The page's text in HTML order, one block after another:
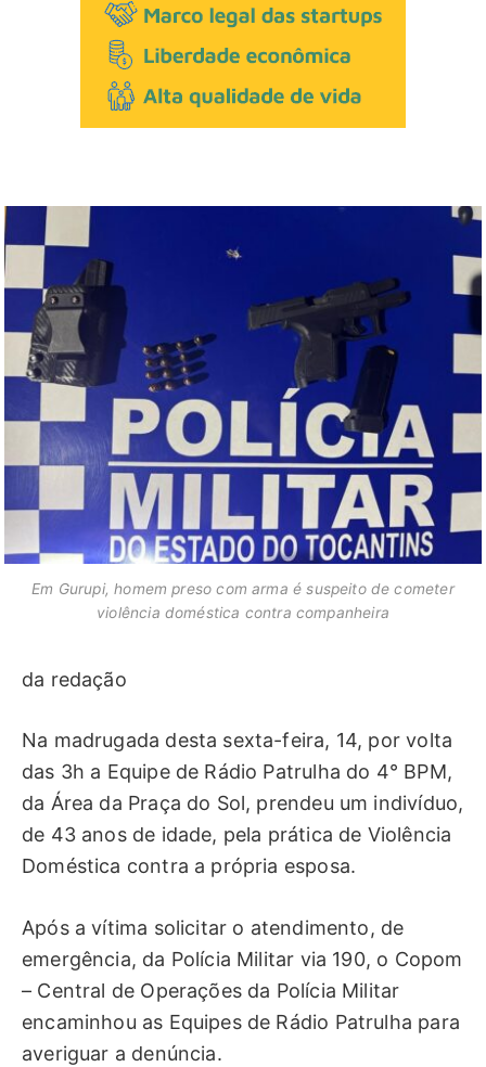
Em Gurupi, homem preso com arma é suspeito de cometer
violência doméstica contra companheira
da redação
Na madrugada desta sexta-feira, 14, por volta
das 3h a Equipe de Rádio Patrulha do 4° BPM,
da Área da Praça do Sol, prendeu um indivíduo,
de 43 anos de idade, pela prática de Violência
Doméstica contra a própria esposa.
Após a vítima solicitar o atendimento, de
emergência, da Polícia Militar via 190, o Copom
– Central de Operações da Polícia Militar
encaminhou as Equipes de Rádio Patrulha para
averiguar a denúncia.